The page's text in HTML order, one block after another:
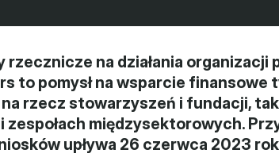
na działania organizacji
to pomysł na wsparcie
na rzecz stowarzyszeń i fundacji,
zespołach międzysektorowych.
upływa 26 czerwca 2023